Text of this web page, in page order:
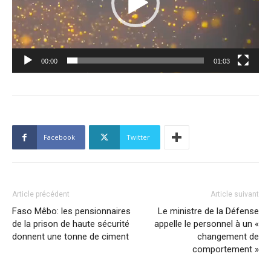
00:00 01:03
Facebook Twitter
Article précédent
Faso Mêbo: les pensionnaires
de la prison de haute sécurité
donnent une tonne de ciment
Article suivant
Le ministre de la Défense
appelle le personnel à un «
changement de
comportement »